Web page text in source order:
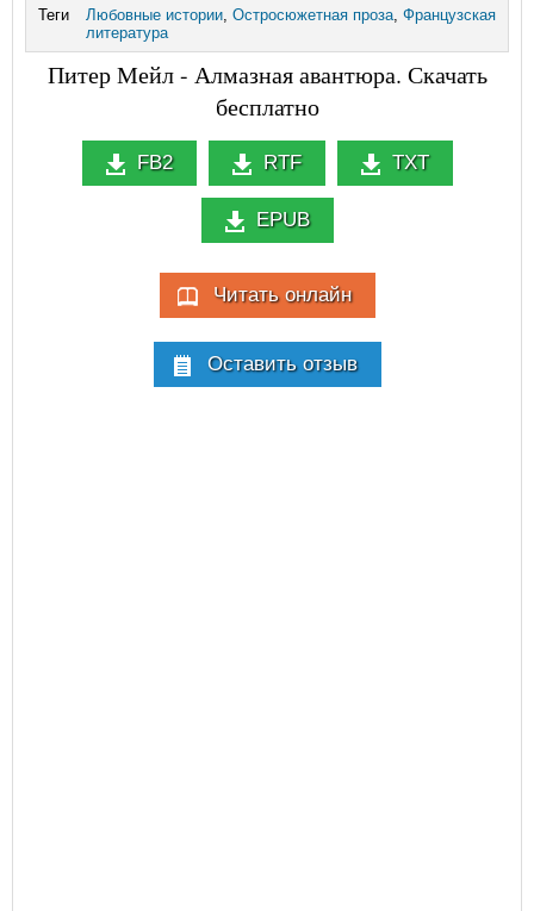
Теги Любовные истории, Остросюжетная проза, Французская
литература
Питер Мейл - Алмазная авантюра. Скачать
бесплатно
FB2 RTF TXT
EPUB
Читать онлайн
Оставить отзыв